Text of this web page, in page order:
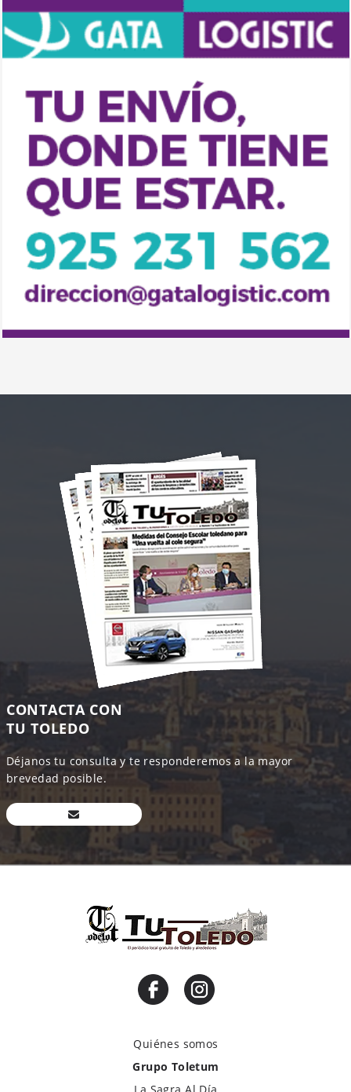
CONTACTA CON
TU TOLEDO
Déjanos tu consulta y te responderemos a la mayor
brevedad posible.
Quiénes somos
Grupo Toletum